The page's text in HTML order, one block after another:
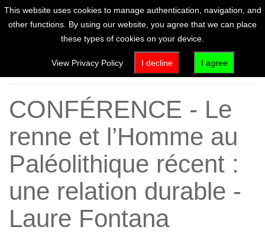
Home
CONFÉRENCE - Le
renne et l’Homme au
Paléolithique récent :
une relation durable -
Laure Fontana
This website uses cookies to manage authentication, navigation, and
other functions. By using our website, you agree that we can place
these types of cookies on your device.
View Privacy Policy I decline I agree